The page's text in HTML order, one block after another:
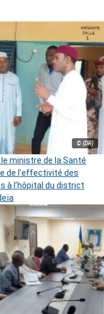
© (DR)
le ministre de la Santé
de l’effectivité des
à l’hôpital du district